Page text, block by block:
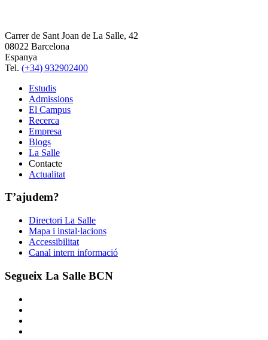
Carrer de Sant Joan de La Salle, 42
08022 Barcelona
Espanya
Tel. (+34) 932902400
Estudis
Admissions
El Campus
Recerca
Empresa
Blogs
La Salle
Contacte
Actualitat
T’ajudem?
Directori La Salle
Mapa i instal·lacions
Accessibilitat
Canal intern informació
Segueix La Salle BCN